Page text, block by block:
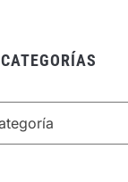
CATEGORÍAS